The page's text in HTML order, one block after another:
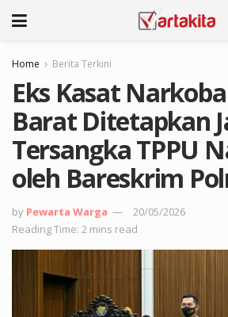
Home Berita Terkini
Eks Kasat
Barat Ditetapkan
Tersangka TPPU
oleh Bareskrim
by Pewarta Warga
20/05/2026
Reading Time: 2 mins read